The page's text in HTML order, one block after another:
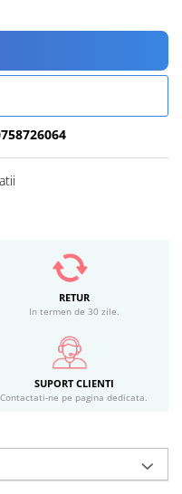
RETUR
In termen de 30 zile.
SUPORT CLIENTI
Contactati-ne pe pagina dedicata.